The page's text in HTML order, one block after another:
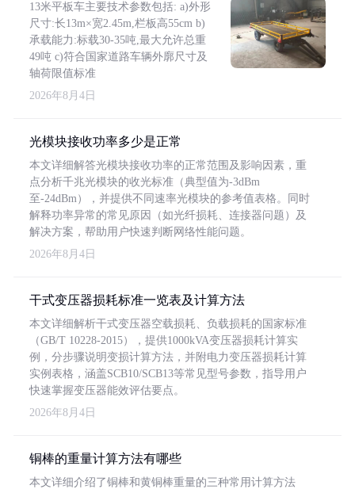
13米平板车主要技术参数包括: a)外形
尺寸:长13m×宽2.45m,栏板高55cm b)
承载能力:标载30-35吨,最大允许总重
49吨 c)符合国家道路车辆外廓尺寸及
轴荷限值标准
2026年8月4日
光模块接收功率多少是正常
本文详细解答光模块接收功率的正常范围及影响因素，重
点分析千兆光模块的收光标准（典型值为-3dBm
至-24dBm），并提供不同速率光模块的参考值表格。同时
解释功率异常的常见原因（如光纤损耗、连接器问题）及
解决方案，帮助用户快速判断网络性能问题。
2026年8月4日
干式变压器损耗标准一览表及计算方法
本文详细解析干式变压器空载损耗、负载损耗的国家标准
（GB/T 10228-2015），提供1000kVA变压器损耗计算实
例，分步骤说明变损计算方法，并附电力变压器损耗计算
实例表格，涵盖SCB10/SCB13等常见型号参数，指导用户
快速掌握变压器能效评估要点。
2026年8月4日
铜棒的重量计算方法有哪些
本文详细介绍了铜棒和黄铜棒重量的三种常用计算方法